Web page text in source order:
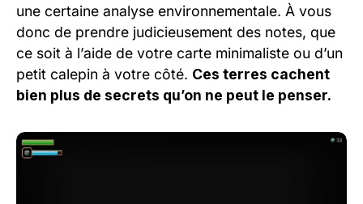
une certaine analyse environnementale. À vous
donc de prendre judicieusement des notes, que
ce soit à l’aide de votre carte minimaliste ou d’un
petit calepin à votre côté. Ces terres cachent
bien plus de secrets qu’on ne peut le penser.